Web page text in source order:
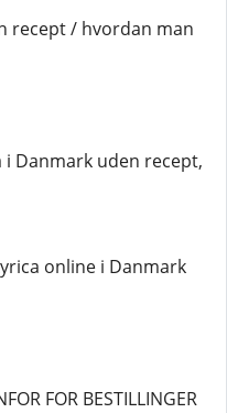
recept / hvordan man
Danmark uden recept,
online i Danmark
FOR BESTILLINGER